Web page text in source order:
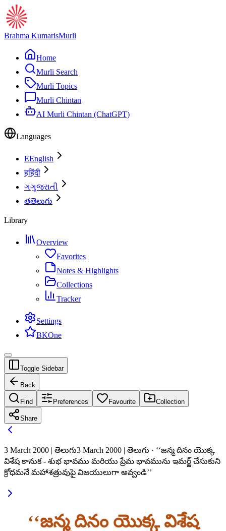
Brahma KumarisMurli
Home
Murli Search
Murli Topics
Murli Chintan
AI Murli Chintan (ChatGPT)
Languages
EEnglish
हहिंदी
ગગુજરાતી
తతెలుగు
Library
Overview
Favorites
Notes & Highlights
Collections
Tracker
Settings
BKOne
Toggle Sidebar
Back
Find Preferences Favourite Collection
Share
3 March 2000 | తెలుగు3 March 2000 | తెలుగు · ‘‘జన్మ దినం యొక్క
విశేష కానుక - శుభ భావము మరియు ప్రేమ భావమును ఇమర్జ్ చేసుకుని
క్రోధమనే మహాశత్రువుపై విజయులుగా అవ్వండి’’
‘‘జన్మ దినం యొక్క విశేష